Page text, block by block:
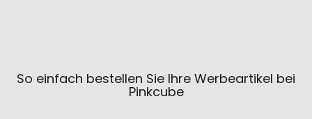
So einfach bestellen Sie Ihre Werbeartikel bei
Pinkcube